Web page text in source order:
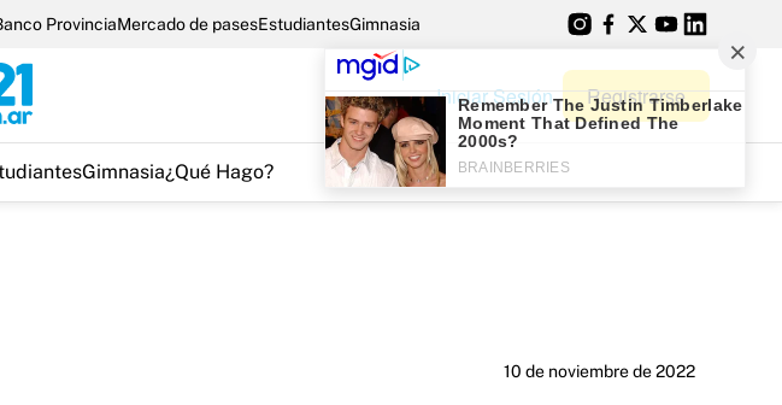
ProvinciaMercado de pasesEstudiantesGimnasia
Iniciar Sesión Registrarse
Gimnasia¿Qué Hago?
10 de noviembre de 2022